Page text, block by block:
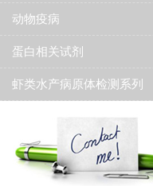
动物疫病
蛋白相关试剂
虾类水产病原体检测系列